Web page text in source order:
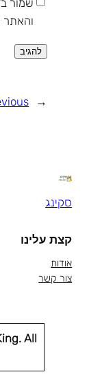
שמור
והאתר
←
סקינג
קצת עלינו
אודות
צור קשר
All